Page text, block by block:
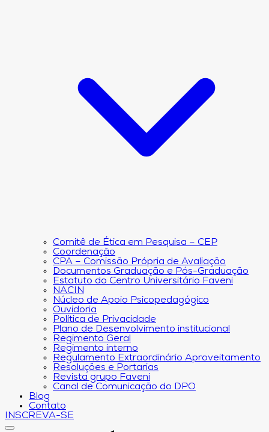
Comitê de Ética em Pesquisa – CEP
Coordenação
CPA – Comissão Própria de Avaliação
Documentos Graduação e Pós-Graduação
Estatuto do Centro Universitário Faveni
NACIN
Núcleo de Apoio Psicopedagógico
Ouvidoria
Política de Privacidade
Plano de Desenvolvimento institucional
Regimento Geral
Regimento interno
Regulamento Extraordinário Aproveitamento
Resoluções e Portarias
Revista grupo Faveni
Canal de Comunicação do DPO
Blog
Contato
INSCREVA-SE